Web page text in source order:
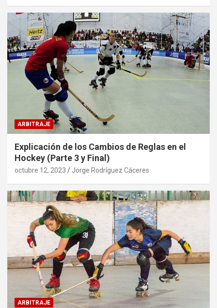
ARBITRAJE
Explicación de los Cambios de Reglas en el
Hockey (Parte 3 y Final)
octubre 12, 2023 Jorge Rodríguez Cáceres
ARBITRAJE